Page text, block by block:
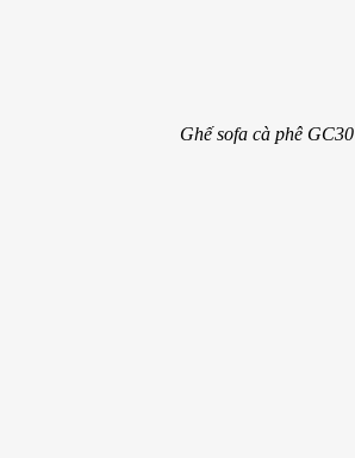
Ghế sofa cà phê GC30